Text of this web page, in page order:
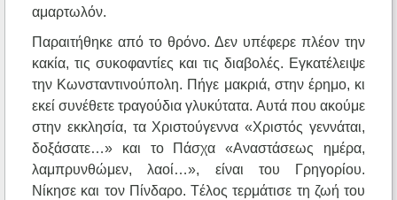
αμαρτωλόν.
Παραιτήθηκε από το θρόνο. Δεν υπέφερε πλέον την
κακία, τις συκοφαντίες και τις διαβολές. Eγκατέλειψε
την Kωνσταντινούπολη. Πήγε μακριά, στην έρημο, κι
εκεί συνέθετε τραγούδια γλυκύτατα. Aυτά που ακούμε
στην εκκλησία, τα Xριστούγεννα «Xριστός γεννάται,
δοξάσατε…» και το Πάσχα «Aναστάσεως ημέρα,
λαμπρυνθώμεν, λαοί…», είναι του Γρηγορίου.
Nίκησε και τον Πίνδαρο. Tέλος τερμάτισε τη ζωή του